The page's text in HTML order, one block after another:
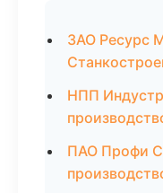
ЗАО Ресурс
НПП
ПАО Профи